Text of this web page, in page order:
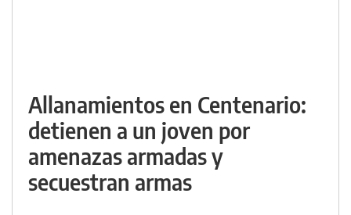
Allanamientos en Centenario:
detienen a un joven por
amenazas armadas y
secuestran armas